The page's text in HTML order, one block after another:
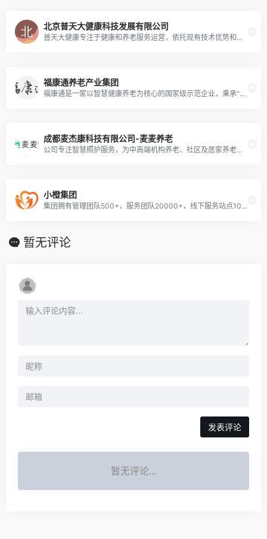
北京普天大健康科技发展有限公司
普天大健康专注于健康和养老服务运营，依托现有技术优势和平台优势，坚持自主创新，持续拓展行业空间，着力提升自身可持续发展能力，作为健康养老产业运营商持续推动养老生态链运转。
福康通养老产业集团
福康通是一家以智慧健康养老为核心的国家级示范企业，秉承“孝行天下 创新发展”的服务宗旨，通过互联网平台、物联网技术、直营化团队，构建“互联网 + 养老”的智慧养老产业
成都麦杰康科技有限公司-麦麦养老
公司专注智慧照护服务，为中高端机构养老、社区及居家养老提供全面的软硬件智慧照护解决方案，降低养老服务照护风险、提高照护效率、助力品牌建设。
小橙集团
集团拥有管理团队500+，服务团队20000+，线下服务站点100+，累计服务500万+。集团拥有国家专利近30项、软件著作权近80项，并先后获得国家高新技术企业、天津市瞪羚企业、天津市专精特新中小企业等多项荣誉。
暂无评论
发表评论
暂无评论...